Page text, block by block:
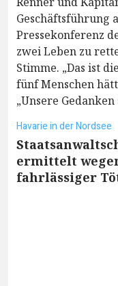
Geschäftsführung
Pressekonferenz
zwei Leben zu
Stimme. „Das ist
fünf Menschen
„Unsere
Havarie in der Nordsee
ermittelt
fahrlässiger